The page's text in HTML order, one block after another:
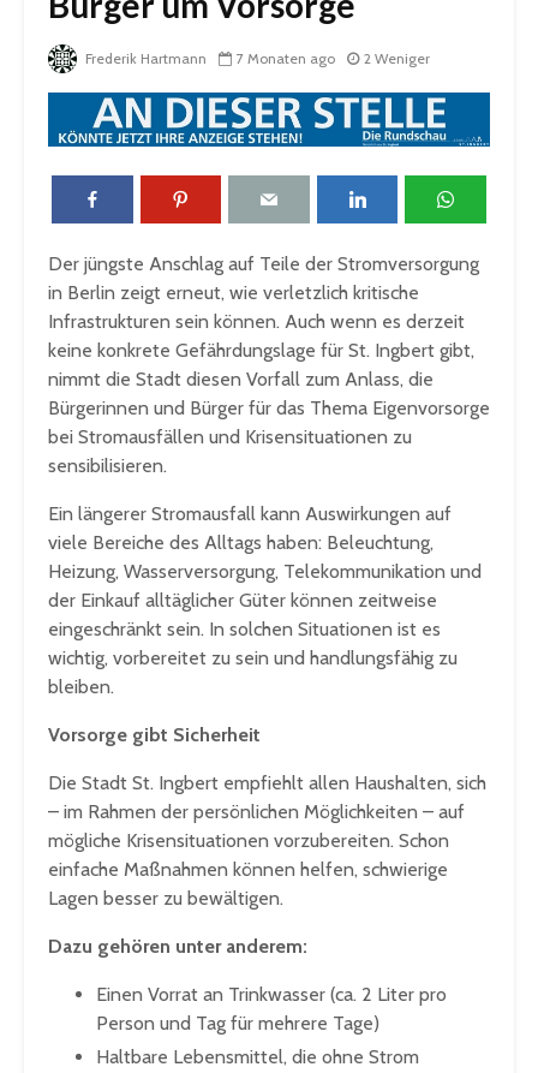
Frederik Hartmann 7 Monaten ago 2 Weniger
Der jüngste Anschlag auf Teile der Stromversorgung
in Berlin zeigt erneut, wie verletzlich kritische
Infrastrukturen sein können. Auch wenn es derzeit
keine konkrete Gefährdungslage für St. Ingbert gibt,
nimmt die Stadt diesen Vorfall zum Anlass, die
Bürgerinnen und Bürger für das Thema Eigenvorsorge
bei Stromausfällen und Krisensituationen zu
sensibilisieren.
Ein längerer Stromausfall kann Auswirkungen auf
viele Bereiche des Alltags haben: Beleuchtung,
Heizung, Wasserversorgung, Telekommunikation und
der Einkauf alltäglicher Güter können zeitweise
eingeschränkt sein. In solchen Situationen ist es
wichtig, vorbereitet zu sein und handlungsfähig zu
bleiben.
Vorsorge gibt Sicherheit
Die Stadt St. Ingbert empfiehlt allen Haushalten, sich
– im Rahmen der persönlichen Möglichkeiten – auf
mögliche Krisensituationen vorzubereiten. Schon
einfache Maßnahmen können helfen, schwierige
Lagen besser zu bewältigen.
Dazu gehören unter anderem:
Einen Vorrat an Trinkwasser (ca. 2 Liter pro
Person und Tag für mehrere Tage)
Haltbare Lebensmittel, die ohne Strom